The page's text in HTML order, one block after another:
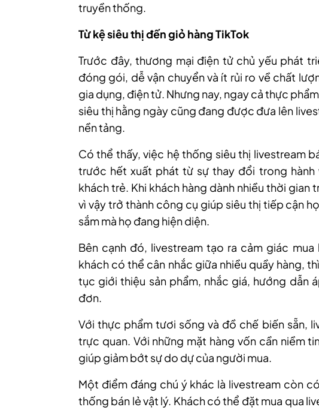
truyền thống.
Từ kệ siêu thị đến giỏ hàng TikTok
Trước đây, thương mại điện tử chủ yếu phát
đóng gói, dễ vận chuyển và ít rủi ro về chất
gia dụng, điện tử. Nhưng nay, ngay cả thực
siêu thị hằng ngày cũng đang được đưa lên
nền tảng.
Có thể thấy, việc hệ thống siêu thị livestream
trước hết xuất phát từ sự thay đổi trong
khách trẻ. Khi khách hàng dành nhiều thời gian
vì vậy trở thành công cụ giúp siêu thị tiếp cận
sắm mà họ đang hiện diện.
Bên cạnh đó, livestream tạo ra cảm giác
khách có thể cân nhắc giữa nhiều quầy hàng,
tục giới thiệu sản phẩm, nhắc giá, hướng dẫn
đơn.
Với thực phẩm tươi sống và đồ chế biến sẵn,
trực quan. Với những mặt hàng vốn cần niềm
giúp giảm bớt sự do dự của người mua.
Một điểm đáng chú ý khác là livestream còn
thống bán lẻ vật lý. Khách có thể đặt mua qua